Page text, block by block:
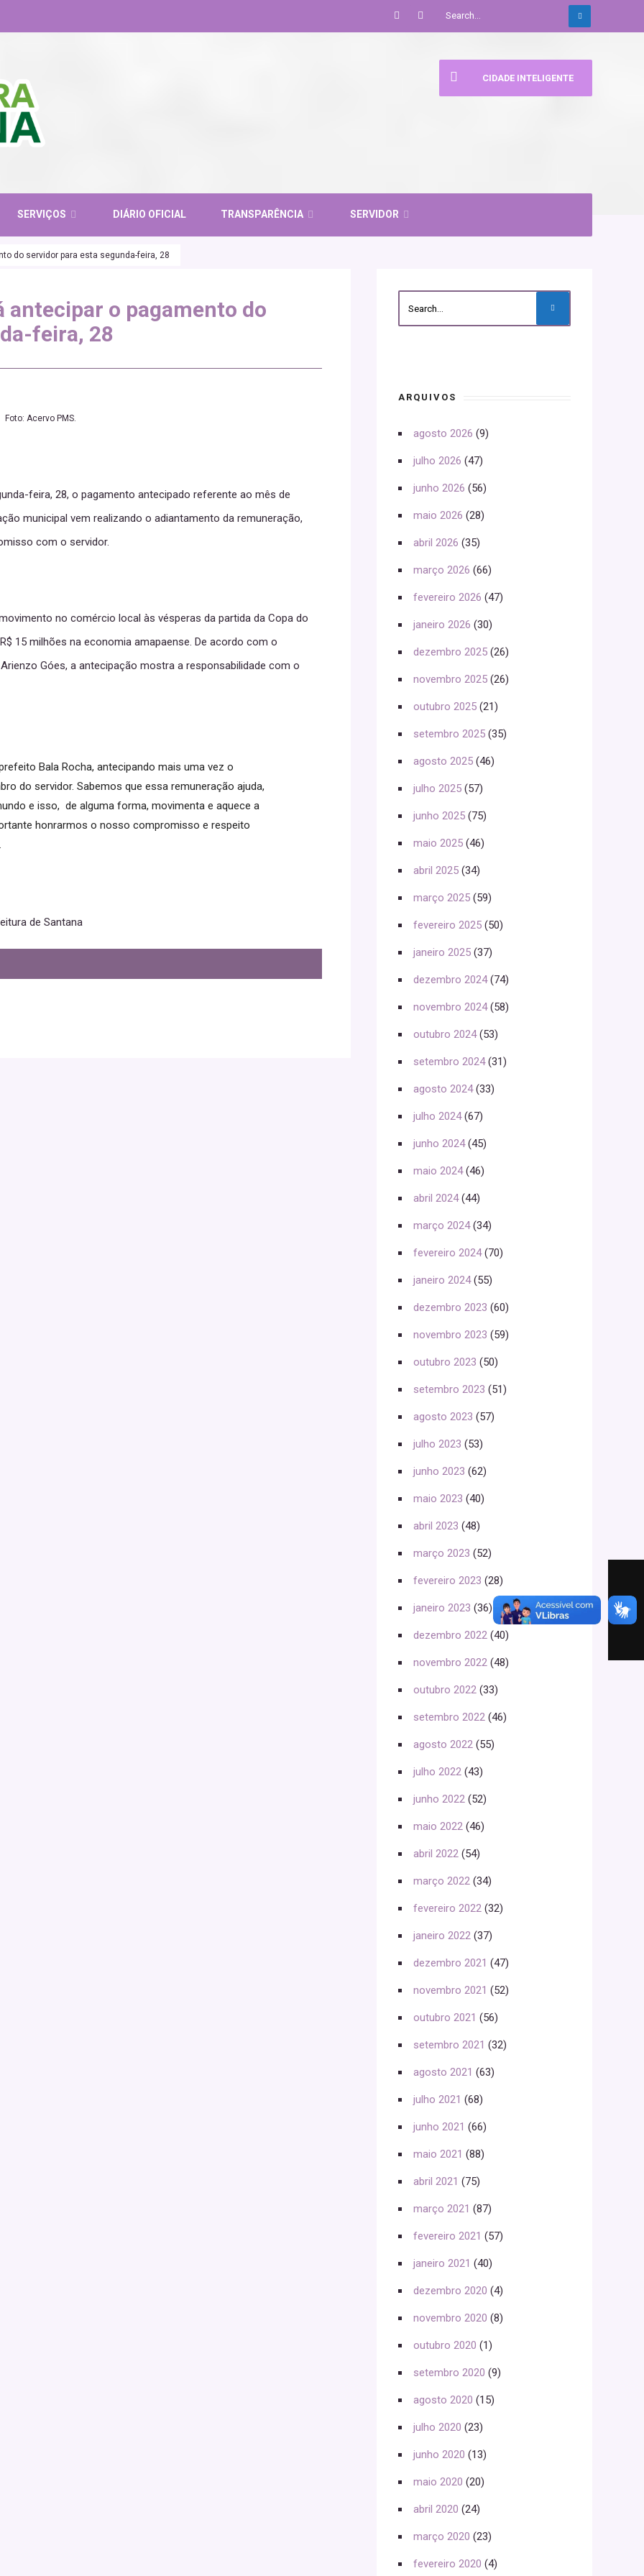
SERVIÇOS DIÁRIO OFICIAL TRANSPARÊNCIA SERVIDOR
CIDADE INTELIGENTE
do servidor para esta segunda-feira, 28
o pagamento do
feira, 28
Foto: Acervo PMS.
feira, 28, o pagamento antecipado referente ao mês de
municipal vem realizando o adiantamento da remuneração,
com o servidor.
no comércio local às vésperas da partida da Copa do
15 milhões na economia amapaense. De acordo com o
Góes, a antecipação mostra a responsabilidade com o
Bala Rocha, antecipando mais uma vez o
do servidor. Sabemos que essa remuneração ajuda,
e isso, de alguma forma, movimenta e aquece a
honrarmos o nosso compromisso e respeito
de Santana
ARQUIVOS
agosto 2026 (9)
julho 2026 (47)
junho 2026 (56)
maio 2026 (28)
abril 2026 (35)
março 2026 (66)
fevereiro 2026 (47)
janeiro 2026 (30)
dezembro 2025 (26)
novembro 2025 (26)
outubro 2025 (21)
setembro 2025 (35)
agosto 2025 (46)
julho 2025 (57)
junho 2025 (75)
maio 2025 (46)
abril 2025 (34)
março 2025 (59)
fevereiro 2025 (50)
janeiro 2025 (37)
dezembro 2024(74)
novembro 2024(58)
outubro 2024(53)
setembro 2024(31)
agosto 2024(33)
julho 2024(67)
junho 2024(45)
maio 2024(46)
abril 2024(44)
março 2024(34)
fevereiro 2024(70)
janeiro 2024(55)
dezembro 2023 (60)
novembro 2023 (59)
outubro 2023 (50)
setembro 2023 (51)
agosto 2023 (57)
julho 2023 (53)
junho 2023 (62)
maio 2023 (40)
abril 2023 (48)
março 2023 (52)
fevereiro 2023 (28)
janeiro 2023 (36)
dezembro 2022 (40)
novembro 2022 (48)
outubro 2022 (33)
setembro 2022 (46)
agosto 2022 (55)
julho 2022 (43)
junho 2022 (52)
maio 2022 (46)
abril 2022 (54)
março 2022 (34)
fevereiro 2022 (32)
janeiro 2022 (37)
dezembro 2021 (47)
novembro 2021 (52)
outubro 2021 (56)
setembro 2021 (32)
agosto 2021 (63)
julho 2021 (68)
junho 2021 (66)
maio 2021 (88)
abril 2021 (75)
março 2021 (87)
fevereiro 2021 (57)
janeiro 2021 (40)
dezembro 2020 (4)
novembro 2020 (8)
outubro 2020 (1)
setembro 2020 (9)
agosto 2020 (15)
julho 2020 (23)
junho 2020 (13)
maio 2020 (20)
abril 2020 (24)
março 2020 (23)
fevereiro 2020 (4)